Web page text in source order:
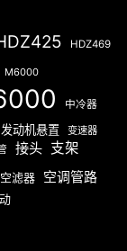
HDZ469
M6000
中冷器
发动机悬置 变速器
接头 支架
空滤器 空调管路